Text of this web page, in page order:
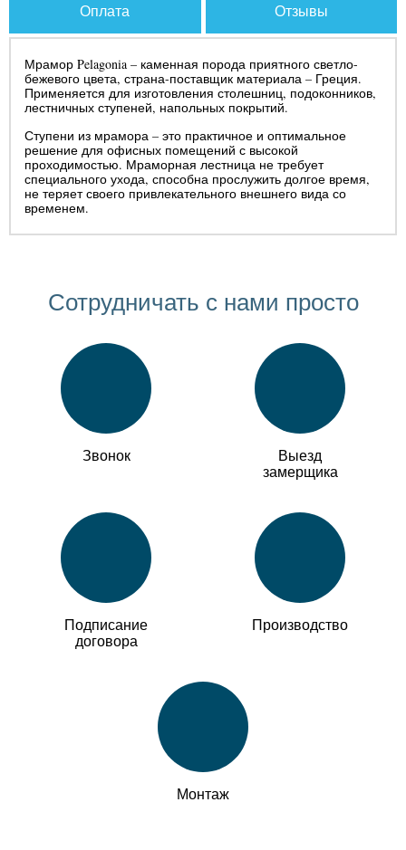
Оплата Отзывы
Мрамор Pelagonia – каменная порода приятного светло-
бежевого цвета, страна-поставщик материала – Греция.
Применяется для изготовления столешниц, подоконников,
лестничных ступеней, напольных покрытий.
Ступени из мрамора – это практичное и оптимальное
решение для офисных помещений с высокой
проходимостью. Мраморная лестница не требует
специального ухода, способна прослужить долгое время,
не теряет своего привлекательного внешнего вида со
временем.
Сотрудничать с нами просто
Звонок
Выезд
замерщика
Подписание
договора
Производство
Монтаж